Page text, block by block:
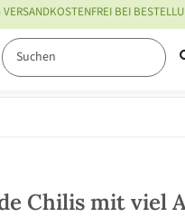
VERSANDKOSTENFREI BEI
Service
Chilis mit viel